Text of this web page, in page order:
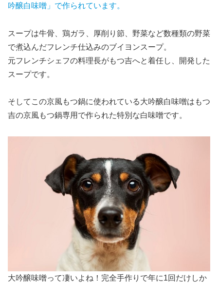
吟醸白味噌」で作られています。
スープは牛骨、鶏ガラ、厚削り節、野菜など数種類の野菜
で煮込んだフレンチ仕込みのブイヨンスープ。
元フレンチシェフの料理長がもつ吉へと着任し、開発した
スープです。
そしてこの京風もつ鍋に使われている大吟醸白味噌はもつ
吉の京風もつ鍋専用で作られた特別な白味噌です。
大吟醸味噌って凄いよね！完全手作りで年に1回だけしか